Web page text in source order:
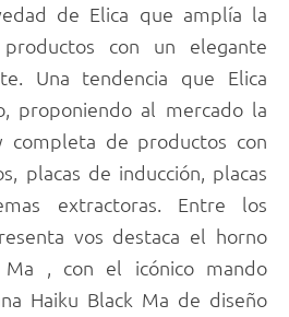
de Elica que amplía la
con un elegante
Una tendencia que Elica
proponiendo al mercado la
completa de productos con
placas de inducción, placas
extractoras. Entre los
vos destaca el horno
, con el icónico mando
Haiku Black Ma de diseño